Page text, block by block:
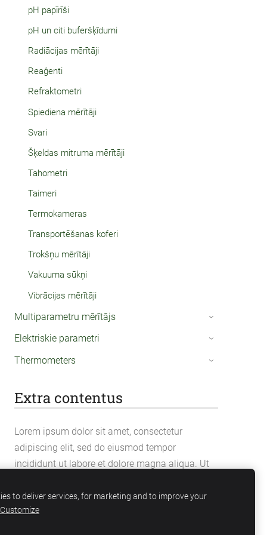
pH papīrīši
pH un citi buferšķīdumi
Radiācijas mērītāji
Reaģenti
Refraktometri
Spiediena mērītāji
Svari
Šķeldas mitruma mērītāji
Tahometri
Taimeri
Termokameras
Transportēšanas koferi
Trokšņu mērītāji
Vakuuma sūkņi
Vibrācijas mērītāji
Multiparametru mērītājs ›
Elektriskie parametri ›
Thermometers ›
Extra contentus
Lorem ipsum dolor sit amet, consectetur
adipiscing elit, sed do eiusmod tempor
incididunt ut labore et dolore magna aliqua. Ut
exercitation ullamco laboris nisi ut aliquip ex ea
commodo consequat.
to deliver services, for marketing and to improve your
Customize